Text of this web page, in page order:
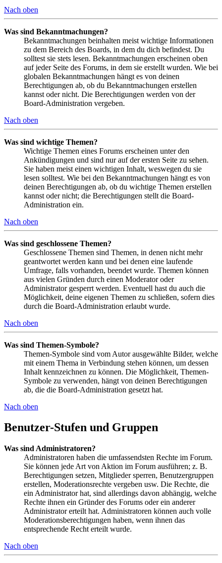
Nach oben
Was sind Bekanntmachungen?
Bekanntmachungen beinhalten meist wichtige Informationen
zu dem Bereich des Boards, in dem du dich befindest. Du
solltest sie stets lesen. Bekanntmachungen erscheinen oben
auf jeder Seite des Forums, in dem sie erstellt wurden. Wie bei
globalen Bekanntmachungen hängt es von deinen
Berechtigungen ab, ob du Bekanntmachungen erstellen
kannst oder nicht. Die Berechtigungen werden von der
Board-Administration vergeben.
Nach oben
Was sind wichtige Themen?
Wichtige Themen eines Forums erscheinen unter den
Ankündigungen und sind nur auf der ersten Seite zu sehen.
Sie haben meist einen wichtigen Inhalt, weswegen du sie
lesen solltest. Wie bei den Bekanntmachungen hängt es von
deinen Berechtigungen ab, ob du wichtige Themen erstellen
kannst oder nicht; die Berechtigungen stellt die Board-
Administration ein.
Nach oben
Was sind geschlossene Themen?
Geschlossene Themen sind Themen, in denen nicht mehr
geantwortet werden kann und bei denen eine laufende
Umfrage, falls vorhanden, beendet wurde. Themen können
aus vielen Gründen durch einen Moderator oder
Administrator gesperrt werden. Eventuell hast du auch die
Möglichkeit, deine eigenen Themen zu schließen, sofern dies
durch die Board-Administration erlaubt wurde.
Nach oben
Was sind Themen-Symbole?
Themen-Symbole sind vom Autor ausgewählte Bilder, welche
mit einem Thema in Verbindung stehen können, um dessen
Inhalt kennzeichnen zu können. Die Möglichkeit, Themen-
Symbole zu verwenden, hängt von deinen Berechtigungen
ab, die die Board-Administration gesetzt hat.
Nach oben
Benutzer-Stufen und Gruppen
Was sind Administratoren?
Administratoren haben die umfassendsten Rechte im Forum.
Sie können jede Art von Aktion im Forum ausführen; z. B.
Berechtigungen setzen, Mitglieder sperren, Benutzergruppen
erstellen, Moderationsrechte vergeben usw. Die Rechte, die
ein Administrator hat, sind allerdings davon abhängig, welche
Rechte ihnen ein Gründer des Forums oder ein anderer
Administrator erteilt hat. Administratoren können auch volle
Moderationsberechtigungen haben, wenn ihnen das
entsprechende Recht erteilt wurde.
Nach oben